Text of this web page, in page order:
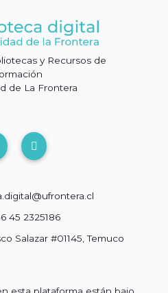
y Recursos de
de La Frontera
45 2325186
Salazar #01145, Temuco